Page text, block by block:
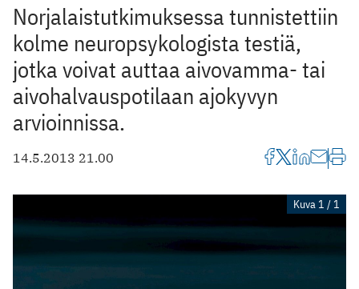
Norjalaistutkimuksessa tunnistettiin
kolme neuropsykologista testiä,
jotka voivat auttaa aivovamma- tai
aivohalvauspotilaan ajokyvyn
arvioinnissa.
14.5.2013 21.00
Kuva 1 / 1